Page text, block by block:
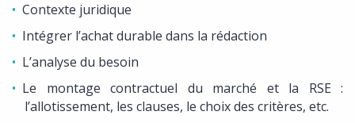
Contexte juridique
Intégrer l’achat durable dans la rédaction
L’analyse du besoin
Le montage contractuel du marché et la RSE :
l’allotissement, les clauses, le choix des critères, etc.